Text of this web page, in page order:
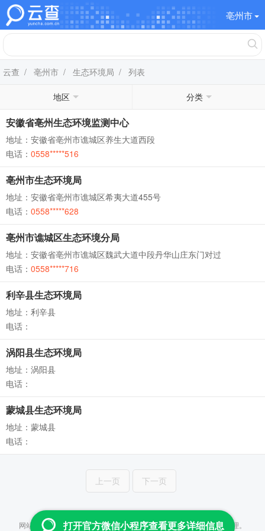
亳州市
云查 / 亳州市 / 生态环境局 / 列表
地区 分类
安徽省亳州生态环境监测中心
地址：安徽省亳州市谯城区养生大道西段
电话： 0558*****516
亳州市生态环境局
地址：安徽省亳州市谯城区希夷大道455号
电话： 0558*****628
亳州市谯城区生态环境分局
地址：安徽省亳州市谯城区魏武大道中段丹华山庄东门对过
电话： 0558*****716
利辛县生态环境局
地址：利辛县
电话：
涡阳县生态环境局
地址：涡阳县
电话：
蒙城县生态环境局
地址：蒙城县
电话：
上一页 下一页
Copyright © 2013-2026 云查 All Rights Reserved
网站所提供数据均来自政府及事业单位公开信息，并通过人工进行整理。
打开官方微信小程序查看更多详细信息